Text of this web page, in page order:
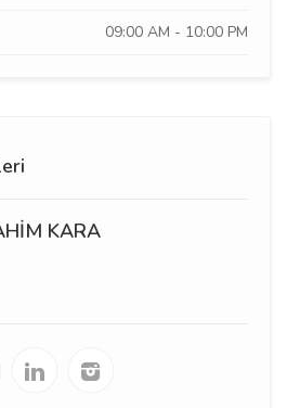
09:00 AM - 10:00 PM
KARA